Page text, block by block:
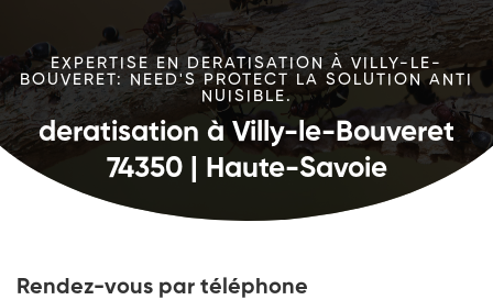
EXPERTISE EN DERATISATION À VILLY-LE-
BOUVERET: NEED'S PROTECT LA SOLUTION ANTI
NUISIBLE.
deratisation à Villy-le-Bouveret
74350 | Haute-Savoie
Rendez-vous par téléphone